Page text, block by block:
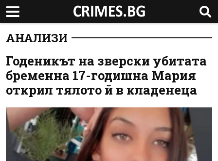
АНАЛИЗИ
Годеникът на зверски убитата
бременна 17-годишна Мария
открил тялото й в кладенеца